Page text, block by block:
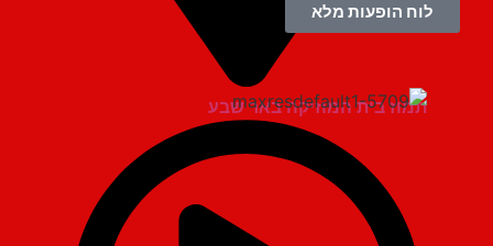
תמוז בית המוזיקה באר שבע
לוח הופעות מלא